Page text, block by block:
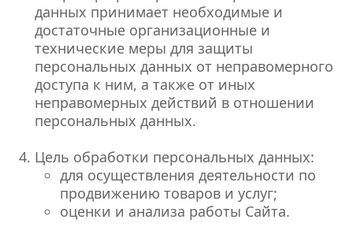
данных принимает необходимые и
достаточные организационные и
технические меры для защиты
персональных данных от неправомерного
доступа к ним, а также от иных
неправомерных действий в отношении
персональных данных.
Цель обработки персональных данных:
для осуществления деятельности по
продвижению товаров и услуг;
оценки и анализа работы Сайта.